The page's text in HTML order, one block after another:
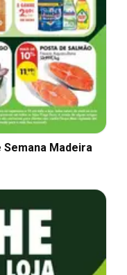
Semana Madeira